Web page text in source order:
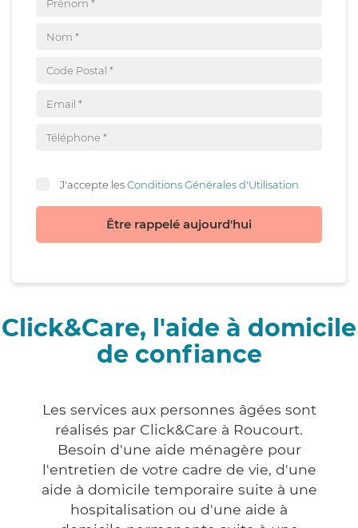
J'accepte lesConditions Générales d'Utilisation
Être rappelé aujourd'hui
Click&Care, l'aide à domicile
de confiance
Les services aux personnes âgées sont
réalisés par Click&Care à Roucourt.
Besoin d'une aide ménagère pour
l'entretien de votre cadre de vie, d'une
aide à domicile temporaire suite à une
hospitalisation ou d'une aide à